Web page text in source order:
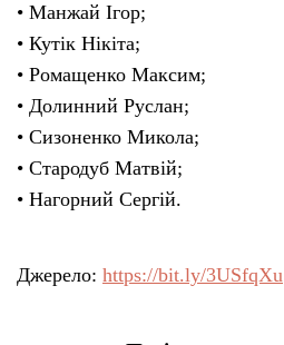
• Манжай Ігор;
• Кутік Нікіта;
• Ромащенко Максим;
• Долинний Руслан;
• Сизоненко Микола;
• Стародуб Матвій;
• Нагорний Сергій.
Джерело: https://bit.ly/3USfqXu